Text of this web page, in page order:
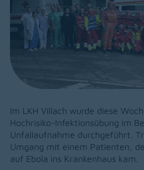
Im LKH Villach wurde diese
Hochrisiko-Infektionsübung im
Unfallaufnahme durchgeführt.
Umgang mit einem Patienten,
auf Ebola ins Krankenhaus kam.